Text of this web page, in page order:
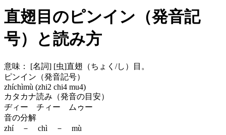
直翅目のピンイン（発音記
号）と読み方
意味：
[名詞] [虫]直翅（ちょく/し）目。
ピンイン（発音記号）
zhíchìmù (zhi2 chi4 mu4)
カタカナ読み（発音の目安）
ヂィー チィー ムゥー
音の分解
zhí － chì － mù